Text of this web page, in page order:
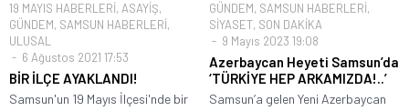
19 MAYIS HABERLERİ, ASAYİŞ,
GÜNDEM, SAMSUN HABERLERİ,
ULUSAL
6 Ağustos 2021 17:53
BİR İLÇE AYAKLANDI!
Samsun'un 19 Mayıs İlçesi'nde bir
GÜNDEM, SAMSUN HABERLERİ,
SİYASET, SON DAKİKA
9 Mayıs 2023 19:08
Azerbaycan Heyeti Samsun’da
‘TÜRKİYE HEP ARKAMIZDA!..’
Samsun’a gelen Yeni Azerbaycan